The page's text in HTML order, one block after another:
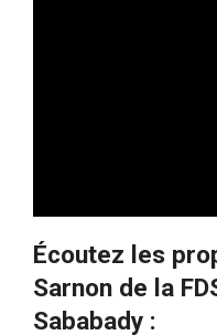
Écoutez les
Sarnon de la
Sababady :